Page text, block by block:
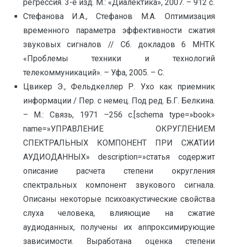
регрессия. 3-е изд. М.: «Диалектика», 2007. – 912 с.
Стефанова И.А., Стефанов М.А. Оптимизация
временного параметра эффективности сжатия
звуковых сигналов // Сб. докладов 6 МНТК
«Проблемы техники и технологий
телекоммуникаций». – Уфа, 2005. – С.
Цвикер Э., Фельдкеллер Р. Ухо как приемник
информации / Пер. с немец. Под ред. Б.Г. Белкина.
– М.: Связь, 1971 –256 с.[schema type=»book»
name=»УПРАВЛЕНИЕ ОКРУГЛЕНИЕМ
СПЕКТРАЛЬНЫХ КОМПОНЕНТ ПРИ СЖАТИИ
АУДИОДАННЫХ» description=»статья содержит
описание расчета степени округления
спектральных компонент звукового сигнала.
Описаны некоторые психоакустические свойства
слуха человека, влияющие на сжатие
аудиоданных, получены их аппроксимирующие
зависимости. Выработана оценка степени